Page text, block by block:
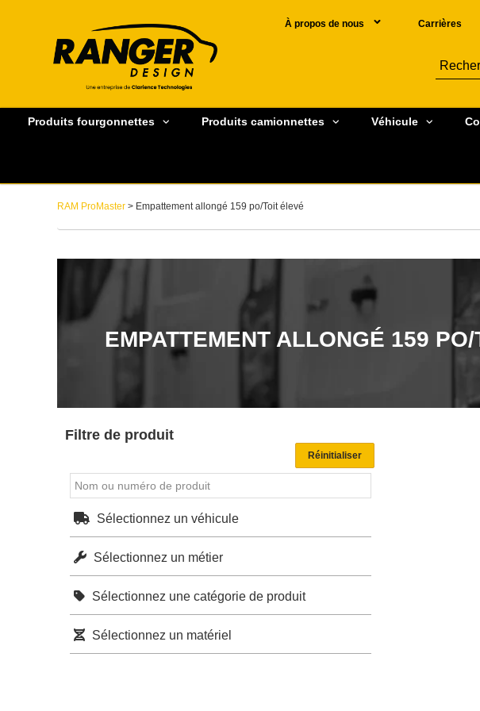
À propos de nous Carrières
Produits fourgonnettes Produits camionnettes Véhicule
RAM ProMaster > Empattement allongé 159 po/Toit élevé
EMPATTEMENT ALLONGÉ 159
Filtre de produit
Sélectionnez un véhicule
Sélectionnez un métier
Sélectionnez une catégorie de produit
Sélectionnez un matériel